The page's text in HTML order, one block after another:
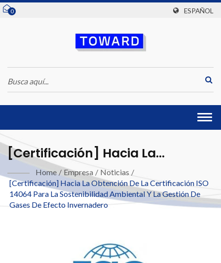
0 ESPAÑOL
[Certificación] Hacia La
Obtención De La Certificación
ISO 14064 Para La Sostenibilidad
Ambiental Y La Gestión De Gases
Home / Empresa / Noticias /
[Certificación] Hacia La Obtención De La Certificación ISO
14064 Para La Sostenibilidad Ambiental Y La Gestión De
Gases De Efecto Invernadero